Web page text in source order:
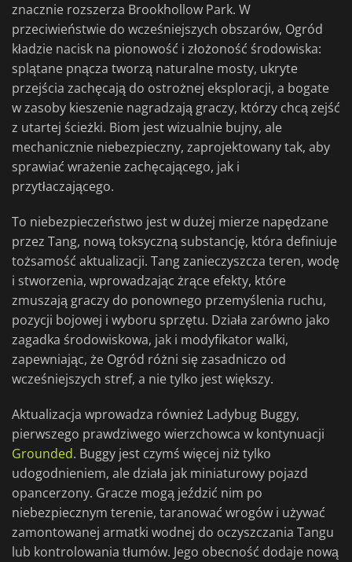
znacznie rozszerza Brookhollow Park. W
przeciwieństwie do wcześniejszych obszarów, Ogród
kładzie nacisk na pionowość i złożoność środowiska:
splątane pnącza tworzą naturalne mosty, ukryte
przejścia zachęcają do ostrożnej eksploracji, a bogate
w zasoby kieszenie nagradzają graczy, którzy chcą zejść
z utartej ścieżki. Biom jest wizualnie bujny, ale
mechanicznie niebezpieczny, zaprojektowany tak, aby
sprawiać wrażenie zachęcającego, jak i
przytłaczającego.
To niebezpieczeństwo jest w dużej mierze napędzane
przez Tang, nową toksyczną substancję, która definiuje
tożsamość aktualizacji. Tang zanieczyszcza teren, wodę
i stworzenia, wprowadzając żrące efekty, które
zmuszają graczy do ponownego przemyślenia ruchu,
pozycji bojowej i wyboru sprzętu. Działa zarówno jako
zagadka środowiskowa, jak i modyfikator walki,
zapewniając, że Ogród różni się zasadniczo od
wcześniejszych stref, a nie tylko jest większy.
Aktualizacja wprowadza również Ladybug Buggy,
pierwszego prawdziwego wierzchowca w kontynuacji
Grounded. Buggy jest czymś więcej niż tylko
udogodnieniem, ale działa jak miniaturowy pojazd
opancerzony. Gracze mogą jeździć nim po
niebezpiecznym terenie, taranować wrogów i używać
zamontowanej armatki wodnej do oczyszczania Tangu
lub kontrolowania tłumów. Jego obecność dodaje nową